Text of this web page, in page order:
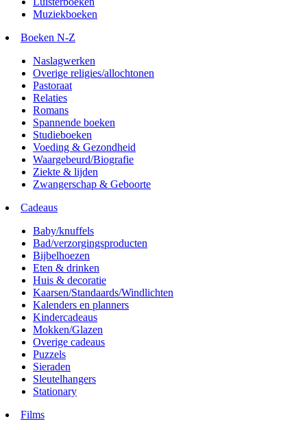
Muziekboeken
Boeken N-Z
Naslagwerken
Overige religies/allochtonen
Pastoraat
Relaties
Romans
Spannende boeken
Studieboeken
Voeding & Gezondheid
Waargebeurd/Biografie
Ziekte & lijden
Zwangerschap & Geboorte
Cadeaus
Baby/knuffels
Bad/verzorgingsproducten
Bijbelhoezen
Eten & drinken
Huis & decoratie
Kaarsen/Standaards/Windlichten
Kalenders en planners
Kindercadeaus
Mokken/Glazen
Overige cadeaus
Puzzels
Sieraden
Sleutelhangers
Stationary
Films